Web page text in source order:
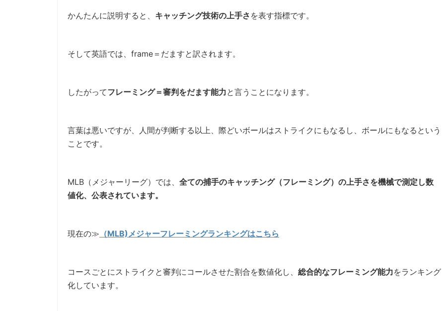
かんたんに説明すると、 キャッチング技術の上手さ を表す指標です。
そして英語では、frame＝だますと訳されます。
したがってフレーミング＝審判をだます能力と言うことになります。
言葉は悪いですが、人間が判断する以上、際どいボールはストライクにもなるし、ボールにもなるという
ことです。
MLB（メジャーリーグ）では、 全ての捕手のキャッチング（フレーミング）の上手さを機械で測定し数
値化、公表されています。
現在の≫ （MLB)メジャーフレーミングランキングはこちら
コースごとにストライクと審判にコールさせた割合を数値化し、 総合的なフレーミング能力をランキング
化しています。